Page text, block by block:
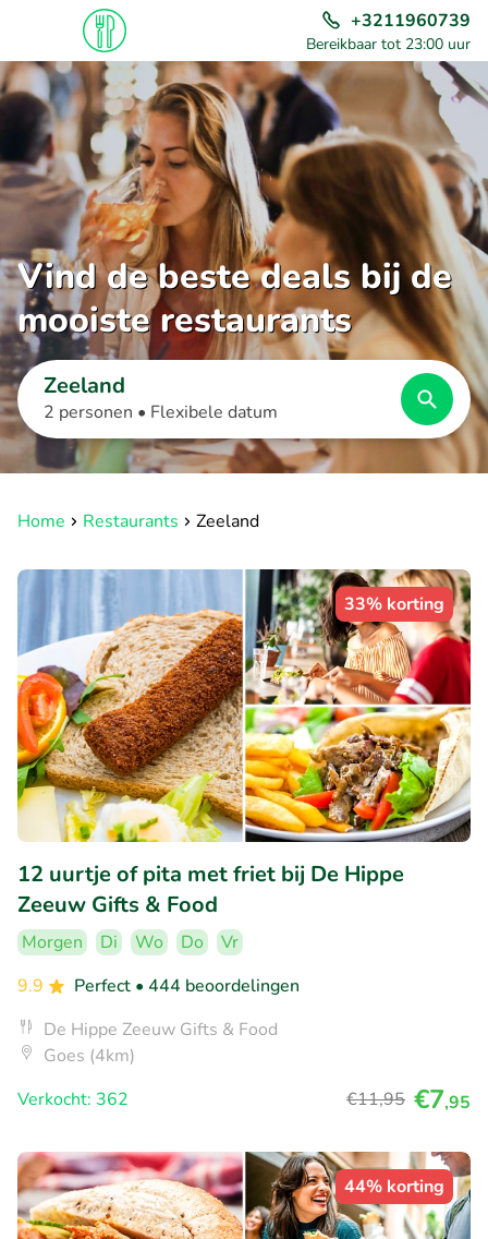
+3211960739
Bereikbaar tot 23:00 uur
Vind de beste deals bij de
mooiste restaurants
Zeeland
2 personen • Flexibele datum
Home Restaurants Zeeland
33% korting
12 uurtje of pita met friet bij De Hippe
Zeeuw Gifts & Food
Morgen Di Wo Do
Vr
9.9
Perfect • 444 beoordelingen
De Hippe Zeeuw Gifts & Food
Goes (4km)
Verkocht: 362
€11,95 €7,95
44% korting